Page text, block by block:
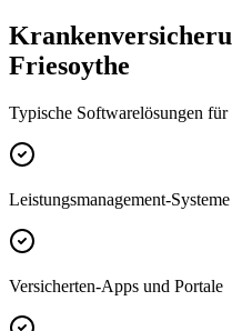
Friesoythe
Typische Softwarelösungen
Leistungsmanagement-Systeme
Versicherten-Apps und Portale